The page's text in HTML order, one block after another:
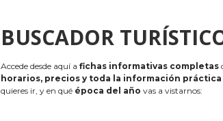
BUSCADOR
Accede desde aquí a fichas informativas completas
horarios, precios y toda la información práctica
quieres ir, y en qué época del año vas a vistarnos: